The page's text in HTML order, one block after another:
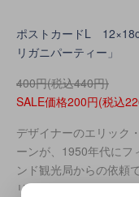
ポストカードL
リガニパーティー」
400円(税込440円)
SALE価格200円(税込
デザイナーのエリック
ーンが、1950年代にフ
ンド観光局からの依頼
リガニパーティー」を